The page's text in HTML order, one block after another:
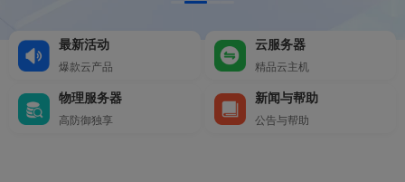
最新活动
爆款云产品
云服务器
精品云主机
物理服务器
高防御独享
新闻与帮助
公告与帮助